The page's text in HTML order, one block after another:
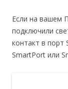
Если на вашем
подключили
контакт в порт
SmartPort или